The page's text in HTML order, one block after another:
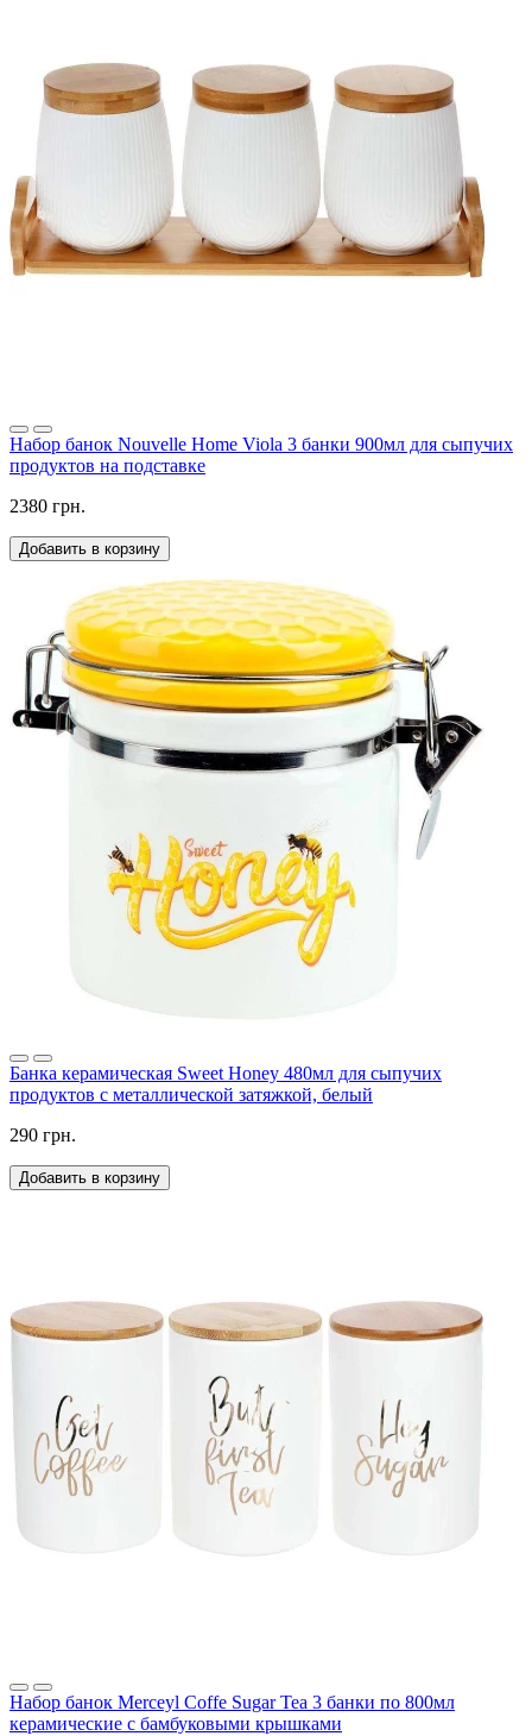
Набор банок Nouvelle Home Viola 3 банки 900мл для сыпучих
продуктов на подставке
2380 грн.
Добавить в корзину
Банка керамическая Sweet Honey 480мл для сыпучих
продуктов с металлической затяжкой, белый
290 грн.
Добавить в корзину
Набор банок Merceyl Coffe Sugar Tea 3 банки по 800мл
керамические с бамбуковыми крышками